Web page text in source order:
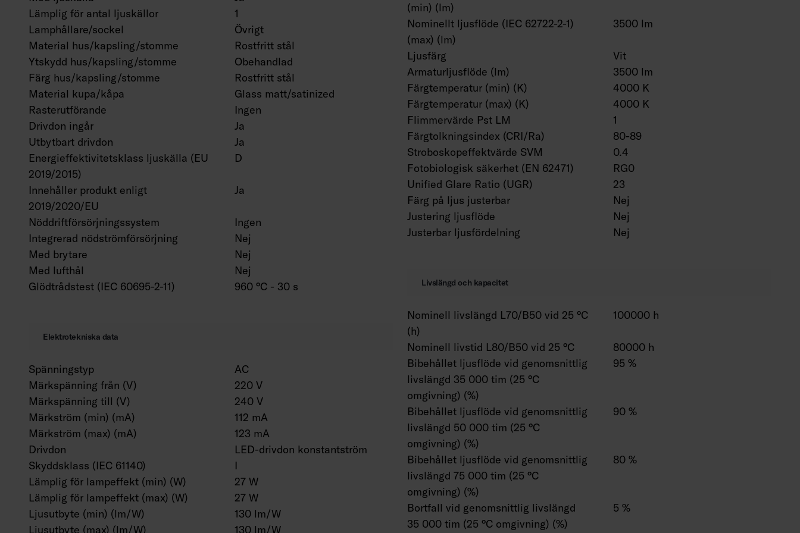
Lämplig för antal ljuskällor
1
Lamphållare/sockel
Övrigt
Material hus/kapsling/stomme
Rostfritt stål
Ytskydd hus/kapsling/stomme
Obehandlad
Färg hus/kapsling/stomme
Rostfritt stål
Material kupa/kåpa
Glass matt/satinized
Rasterutförande
Ingen
Drivdon ingår
Ja
Utbytbart drivdon
Ja
Energieffektivitetsklass ljuskälla (EU
2019/2015)
D
Innehåller produkt enligt
2019/2020/EU
Ja
Nöddriftförsörjningssystem
Ingen
Integrerad nödströmförsörjning
Nej
Med brytare
Nej
Med lufthål
Nej
Glödtrådstest (IEC 60695-2-11)
960 °C - 30 s
Elektrotekniska data
Spänningstyp
AC
Märkspänning från (V)
220 V
Märkspänning till (V)
240 V
Märkström (min) (mA)
112 mA
Märkström (max) (mA)
123 mA
Drivdon
LED-drivdon konstantström
Skyddsklass (IEC 61140)
I
Lämplig för lampeffekt (min) (W)
27 W
Lämplig för lampeffekt (max) (W)
27 W
Ljusutbyte (min) (lm/W)
130 lm/W
Ljusutbyte (max) (lm/W)
130 lm/W
(min) (lm)
Nominellt ljusflöde (IEC 62722-2-1)
(max) (lm)
3500 lm
Ljusfärg
Vit
Armaturljusflöde (lm)
3500 lm
Färgtemperatur (min) (K)
4000 K
Färgtemperatur (max) (K)
4000 K
Flimmervärde Pst LM
1
Färgtolkningsindex (CRI/Ra)
80-89
Stroboskopeffektvärde SVM
0.4
Fotobiologisk säkerhet (EN 62471)
RG0
Unified Glare Ratio (UGR)
23
Färg på ljus justerbar
Nej
Justering ljusflöde
Nej
Justerbar ljusfördelning
Nej
Livslängd och kapacitet
Nominell livslängd L70/B50 vid 25 °C
(h)
100000 h
Nominell livstid L80/B50 vid 25 °C
80000 h
Bibehållet ljusflöde vid genomsnittlig
livslängd 35 000 tim (25 °C
omgivning) (%)
95 %
Bibehållet ljusflöde vid genomsnittlig
livslängd 50 000 tim (25 °C
omgivning) (%)
90 %
Bibehållet ljusflöde vid genomsnittlig
livslängd 75 000 tim (25 °C
omgivning) (%)
80 %
Bortfall vid genomsnittlig livslängd
35 000 tim (25 °C omgivning) (%)
5 %